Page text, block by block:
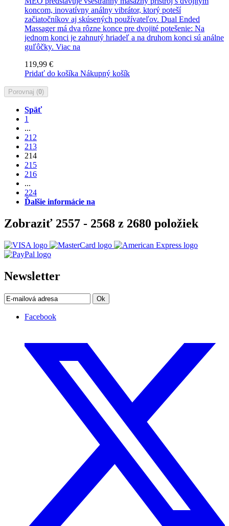
koncom, inovatívny análny vibrátor, ktorý poteší
začiatočníkov aj skúsených používateľov. Dual Ended
Massager má dva rôzne konce pre dvojité potešenie: Na
jednom konci je zahnutý hriadeľ a na druhom konci sú análne
guľôčky. Viac na
119,99 €
Pridať do košíka Nákupný košík
Porovnaj (0)
Späť
1
...
212
213
214
215
216
...
224
Ďalšie informácie na
Zobraziť 2557 - 2568 z 2680 položiek
Newsletter
Ok
Facebook